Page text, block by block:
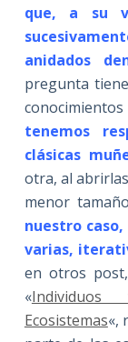
que, a su
anidados
pregunta
tenemos
clásicas
otra, al
menor
nuestro
varias,
en otros
«
Ecosistemas«,